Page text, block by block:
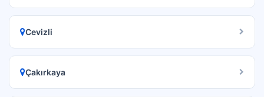
Cevizli
Çakırkaya